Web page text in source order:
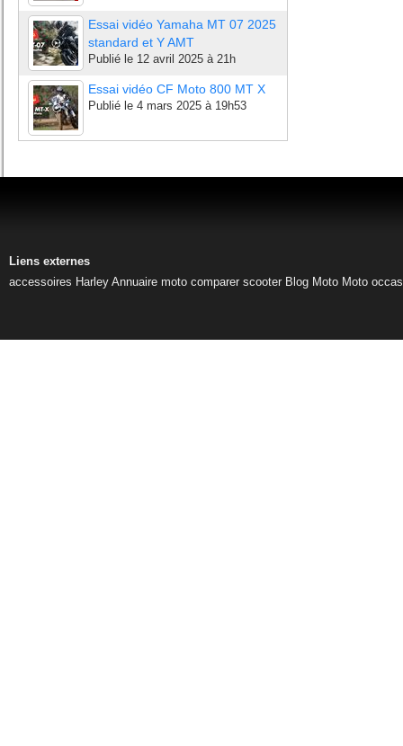
Essai vidéo Yamaha MT 07 2025
standard et Y AMT
Publié le 12 avril 2025 à 21h
Essai vidéo CF Moto 800 MT X
Publié le 4 mars 2025 à 19h53
Liens externes
accessoires Harley Annuaire moto comparer scooter Blog Moto Moto